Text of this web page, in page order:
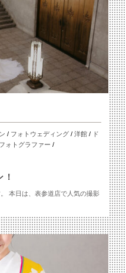
/ フォトウェディング/ 洋館/ ド
フォトグラファー /
本日は、表参道店で人気の撮影